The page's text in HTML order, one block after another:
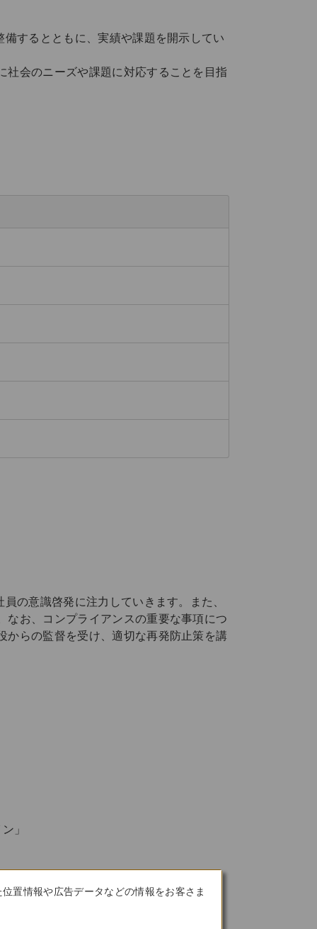
するとともに、実績や課題を開示してい
社会のニーズや課題に対応することを目指
の意識啓発に注力していきます。また、
なお、コンプライアンスの重要な事項につ
からの監督を受け、適切な再発防止策を講
」
引き続き力を入れます。
置情報や広告データなどの情報をお客さま